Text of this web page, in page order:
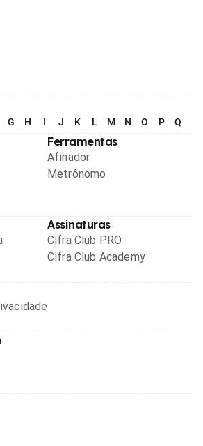
G H I J K L M N O P Q
Ferramentas
Afinador
Metrônomo
Assinaturas
Cifra Club PRO
Cifra Club Academy